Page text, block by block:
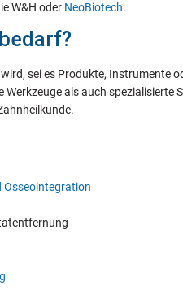
W&H oder NeoBiotech.
sei es Produkte, Instrumente
als auch spezialisierte